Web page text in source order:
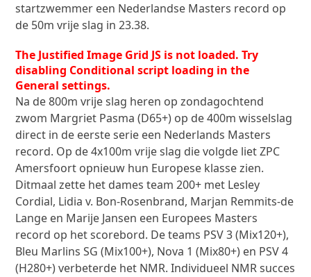
startzwemmer een Nederlandse Masters record op
de 50m vrije slag in 23.38.
The Justified Image Grid JS is not loaded. Try
disabling Conditional script loading in the
General settings.
Na de 800m vrije slag heren op zondagochtend
zwom Margriet Pasma (D65+) op de 400m wisselslag
direct in de eerste serie een Nederlands Masters
record. Op de 4x100m vrije slag die volgde liet ZPC
Amersfoort opnieuw hun Europese klasse zien.
Ditmaal zette het dames team 200+ met Lesley
Cordial, Lidia v. Bon-Rosenbrand, Marjan Remmits-de
Lange en Marije Jansen een Europees Masters
record op het scorebord. De teams PSV 3 (Mix120+),
Bleu Marlins SG (Mix100+), Nova 1 (Mix80+) en PSV 4
(H280+) verbeterde het NMR. Individueel NMR succes